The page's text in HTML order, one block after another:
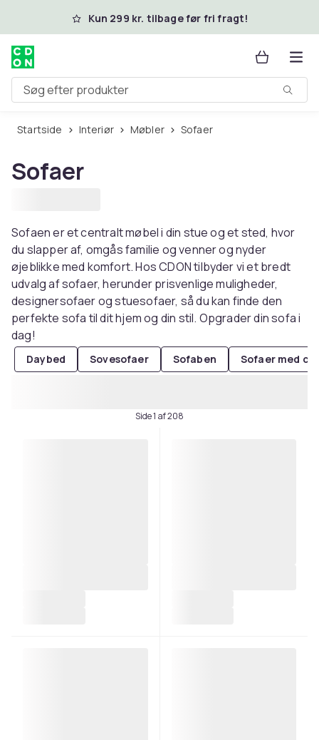
Spring til hovedindhold
Kun 299 kr. tilbage før fri fragt!
Søg efter produkter
Startside Interiør Møbler Sofaer
Sofaer
Sofaen er et centralt møbel i din stue og et sted, hvor
du slapper af, omgås familie og venner og nyder
øjeblikke med komfort. Hos CDON tilbyder vi et bredt
udvalg af sofaer, herunder prisvenlige muligheder,
designersofaer og stuesofaer, så du kan finde den
perfekte sofa til dit hjem og din stil. Opgrader din sofa i
dag!
Daybed Sovesofaer Sofaben Sofaer med
Side 1 af 208